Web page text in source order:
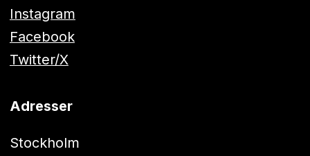
Instagram
Facebook
Twitter/X
Adresser
Stockholm